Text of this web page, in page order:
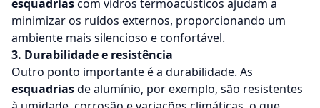
esquadriascom vidros termoacústicos ajudam a
minimizar os ruídos externos, proporcionando um
ambiente mais silencioso e confortável.
3. Durabilidade e resistência
Outro ponto importante é a durabilidade. As
esquadriasde alumínio, por exemplo, são resistentes